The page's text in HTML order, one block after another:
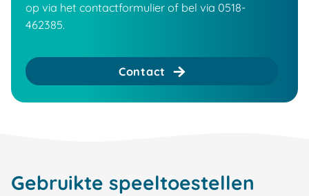
op via het contactformulier of bel via 0518-
462385.
Contact
Gebruikte speeltoestellen